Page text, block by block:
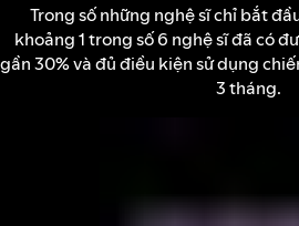
Trong số những nghệ sĩ chỉ bắt
khoảng 1 trong số 6 nghệ sĩ đã có
gần 30% và đủ điều kiện sử dụng
3 tháng.